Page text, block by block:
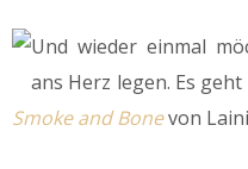
Und wieder einmal
ans Herz legen. Es
Smoke and Bonevon